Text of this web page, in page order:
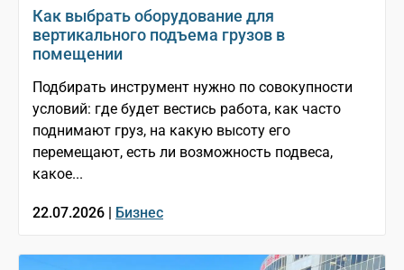
Как выбрать оборудование для
вертикального подъема грузов в
помещении
Подбирать инструмент нужно по совокупности
условий: где будет вестись работа, как часто
поднимают груз, на какую высоту его
перемещают, есть ли возможность подвеса,
какое...
22.07.2026 | Бизнес